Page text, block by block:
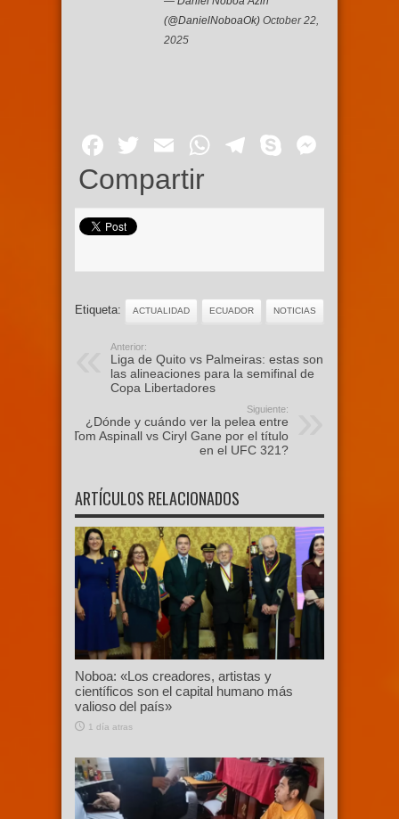
(@DanielNoboaOk) October 22,
2025
Facebook
Twitter
EmailWhatsApp
Telegram
Skype
Compartir
Etiqueta: ACTUALIDAD ECUADOR NOTICIAS
Anterior:
Liga de Quito vs Palmeiras: estas son
las alineaciones para la semifinal de
Copa Libertadores
Siguiente:
¿Dónde y cuándo ver la pelea entre
Tom Aspinall vs Ciryl Gane por el título
en el UFC 321?
ARTÍCULOS RELACIONADOS
Noboa: «Los creadores, artistas y
científicos son el capital humano más
valioso del país»
1 día atras